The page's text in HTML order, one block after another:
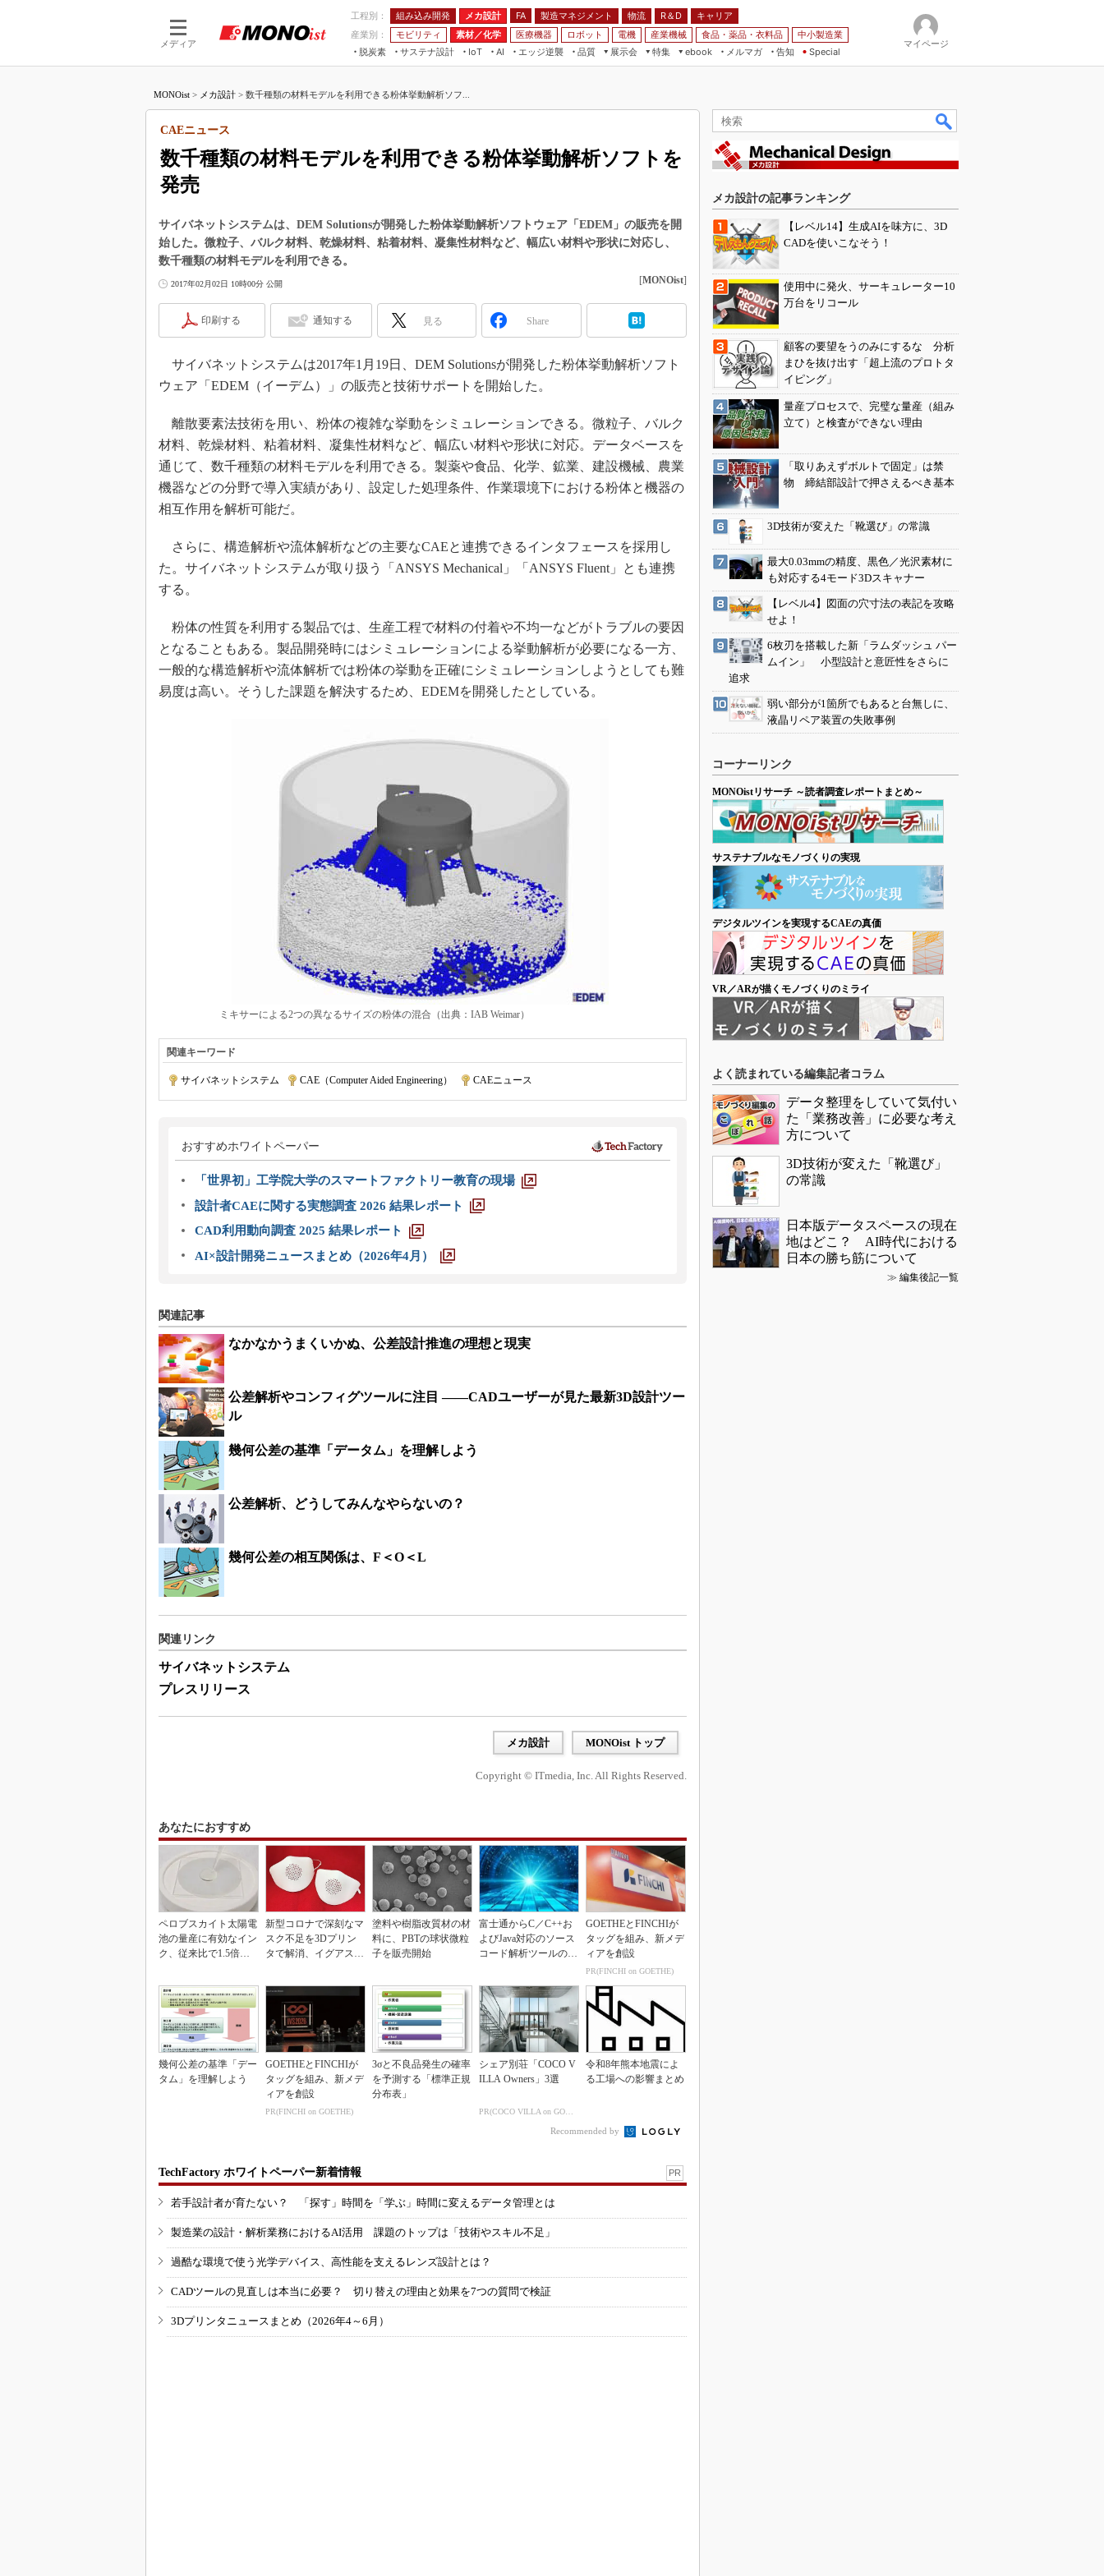
メディア
工程別： 組み込み開発 メカ設計 FA 製造マネジメント 物流 R＆D
キャリア
産業別：
モビリティ 素材／化学 医療機器 ロボット 電機 産業機械 食品・薬品・衣料品
中小製造業
脱炭素
サステナ設計
IoT
つながる工場
AI
AI×設備保全
エッジ逆襲 品質
展示会
JIMTOF
IIFES
TECHNO-FRONTIER
EdgeTech+
日本ものづくりワールド
AUTOMOTIVE WORLD
産業オープンネット展
特集
VR／AR
フィールドサービス
組み込み画像技術
組み込みモデリング
ISO26262
3Dプリンタ
S＆OP
インダストリー4.0
イノベーション
植物工場
知財マネジメント
グローバル設計・開発
制御セキュリティ
新型コロナへの対応
ebook
FA
モビリティ
メルマガ
告知 Special
マイページ
MONOist > メカ設計 > 数千種類の材料モデルを利用できる粉体挙動解析ソフ...
数千種類の材料モデルを利用できる粉体挙動解析ソフトを
発売
CAEニュース
サイバネットシステムは、DEM Solutionsが開発した粉体挙動解析ソフトウェア「EDEM」の販売を開
始した。微粒子、バルク材料、乾燥材料、粘着材料、凝集性材料など、幅広い材料や形状に対応し、
数千種類の材料モデルを利用できる。
2017年02月02日 10時00分 公開 [MONOist]
印刷する 通知する 見る Share
サイバネットシステムは2017年1月19日、DEM Solutionsが開発した粉体挙動解析ソフト
ウェア「EDEM（イーデム）」の販売と技術サポートを開始した。
離散要素法技術を用い、粉体の複雑な挙動をシミュレーションできる。微粒子、バルク
材料、乾燥材料、粘着材料、凝集性材料など、幅広い材料や形状に対応。データベースを
通じて、数千種類の材料モデルを利用できる。製薬や食品、化学、鉱業、建設機械、農業
機器などの分野で導入実績があり、設定した処理条件、作業環境下における粉体と機器の
相互作用を解析可能だ。
さらに、構造解析や流体解析などの主要なCAEと連携できるインタフェースを採用し
た。サイバネットシステムが取り扱う「ANSYS Mechanical」「ANSYS Fluent」とも連携
する。
粉体の性質を利用する製品では、生産工程で材料の付着や不均一などがトラブルの要因
となることもある。製品開発時にはシミュレーションによる挙動解析が必要になる一方、
一般的な構造解析や流体解析では粉体の挙動を正確にシミュレーションしようとしても難
易度は高い。そうした課題を解決するため、EDEMを開発したとしている。
ミキサーによる2つの異なるサイズの粉体の混合（出典：IAB Weimar）
関連キーワード
サイバネットシステム CAE（Computer Aided Engineering） CAEニュース
おすすめホワイトペーパー
「世界初」工学院大学のスマートファクトリー教育の現場
設計者CAEに関する実態調査 2026 結果レポート
CAD利用動向調査 2025 結果レポート
AI×設計開発ニュースまとめ（2026年4月）
関連記事
なかなかうまくいかぬ、公差設計推進の理想と現実
公差解析やコンフィグツールに注目 ――CADユーザーが見た最新3D設計ツー
ル
幾何公差の基準「データム」を理解しよう
公差解析、どうしてみんなやらないの？
幾何公差の相互関係は、F＜O＜L
関連リンク
サイバネットシステム
プレスリリース
メカ設計 MONOist トップ
Copyright © ITmedia, Inc. All Rights Reserved.
あなたにおすすめ
ペロブスカイト太陽電
池の量産に有効なイン
ク、従来比で1.5倍の
新型コロナで深刻なマ
スク不足を3Dプリン
タで解消、イグアスが
塗料や樹脂改質材の材
料に、PBTの球状微粒
子を販売開始
富士通からC／C++お
よびJava対応のソース
コード解析ツールの資
GOETHEとFINCHIが
タッグを組み、新メデ
ィアを創設
PR(FINCHI on GOETHE)
幾何公差の基準「デー
タム」を理解しよう
GOETHEとFINCHIが
タッグを組み、新メデ
ィアを創設
PR(FINCHI on GOETHE)
3σと不良品発生の確率
を予測する「標準正規
分布表」
シェア別荘「COCO V
ILLA Owners」3選
PR(COCO VILLA on GOETHE)
令和8年熊本地震によ
る工場への影響まとめ
Recommended by
TechFactory ホワイトペーパー新着情報 PR
若手設計者が育たない？ 「探す」時間を「学ぶ」時間に変えるデータ管理とは
製造業の設計・解析業務におけるAI活用 課題のトップは「技術やスキル不足」
過酷な環境で使う光学デバイス、高性能を支えるレンズ設計とは？
CADツールの見直しは本当に必要？ 切り替えの理由と効果を7つの質問で検証
3Dプリンタニュースまとめ（2026年4～6月）
メカ設計の記事ランキング
【レベル14】生成AIを味方に、3D
CADを使いこなそう！
使用中に発火、サーキュレーター10
万台をリコール
顧客の要望をうのみにするな 分析
まひを抜け出す「超上流のプロトタ
イピング」
量産プロセスで、完璧な量産（組み
立て）と検査ができない理由
「取りあえずボルトで固定」は禁
物 締結部設計で押さえるべき基本
3D技術が変えた「靴選び」の常識
最大0.03mmの精度、黒色／光沢素材に
も対応する4モード3Dスキャナー
【レベル4】図面の穴寸法の表記を攻略
せよ！
6枚刃を搭載した新「ラムダッシュ パー
ムイン」 小型設計と意匠性をさらに
追求
弱い部分が1箇所でもあると台無しに、
液晶リペア装置の失敗事例
コーナーリンク
MONOistリサーチ ～読者調査レポートまとめ～
サステナブルなモノづくりの実現
デジタルツインを実現するCAEの真価
VR／ARが描くモノづくりのミライ
よく読まれている編集記者コラム
データ整理をしていて気付い
た「業務改善」に必要な考え
方について
3D技術が変えた「靴選び」
の常識
日本版データスペースの現在
地はどこ？ AI時代における
日本の勝ち筋について
≫ 編集後記一覧